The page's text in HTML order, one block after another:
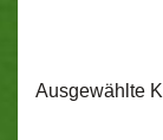
Ausgewählte